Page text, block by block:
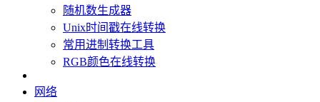
随机数生成器
Unix时间戳在线转换
常用进制转换工具
RGB颜色在线转换
网络